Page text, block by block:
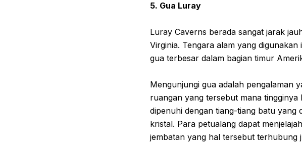
5. Gua Luray
Luray Caverns berada sangat jarak
Virginia. Tengara alam yang
gua terbesar dalam bagian timur
Mengunjungi gua adalah pengalaman
ruangan yang tersebut mana
dipenuhi dengan tiang-tiang batu yang
kristal. Para petualang dapat
jembatan yang hal tersebut terhubung